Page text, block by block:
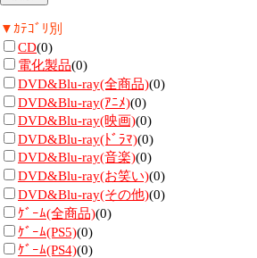
▼ｶﾃｺﾞﾘ別
CD(0)
電化製品(0)
DVD&Blu-ray(全商品)(0)
DVD&Blu-ray(ｱﾆﾒ)(0)
DVD&Blu-ray(映画)(0)
DVD&Blu-ray(ﾄﾞﾗﾏ)(0)
DVD&Blu-ray(音楽)(0)
DVD&Blu-ray(お笑い)(0)
DVD&Blu-ray(その他)(0)
ｹﾞｰﾑ(全商品)(0)
ｹﾞｰﾑ(PS5)(0)
ｹﾞｰﾑ(PS4)(0)